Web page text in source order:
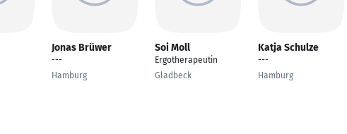
Jonas Brüwer
---
Hamburg
Soi Moll
Ergotherapeutin
Gladbeck
Katja Schulze
---
Hamburg